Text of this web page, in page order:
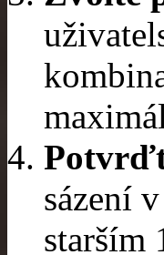
sázení
starším